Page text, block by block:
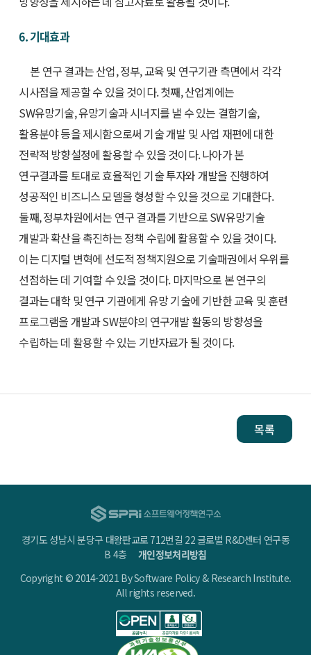
6. 기대효과
본 연구 결과는 산업, 정부, 교육 및 연구기관 측면에서 각각
시사점을 제공할 수 있을 것이다. 첫째, 산업계에는
SW유망기술, 유망기술과 시너지를 낼 수 있는 결합기술,
활용분야 등을 제시함으로써 기술 개발 및 사업 재편에 대한
전략적 방향설정에 활용할 수 있을 것이다. 나아가 본
연구결과를 토대로 효율적인 기술 투자와 개발을 진행하여
성공적인 비즈니스 모델을 형성할 수 있을 것으로 기대한다.
둘째, 정부차원에서는 연구 결과를 기반으로 SW유망기술
개발과 확산을 촉진하는 정책 수립에 활용할 수 있을 것이다.
이는 디지털 변혁에 선도적 정책지원으로 기술패권에서 우위를
선점하는 데 기여할 수 있을 것이다. 마지막으로 본 연구의
결과는 대학 및 연구 기관에게 유망 기술에 기반한 교육 및 훈련
프로그램을 개발과 SW분야의 연구개발 활동의 방향성을
수립하는 데 활용할 수 있는 기반자료가 될 것이다.
목록
경기도 성남시 분당구 대왕판교로 712번길 22 글로벌 R&D센터 연구동
B 4층개인정보처리방침
Copyright © 2014-2021 By Software Policy & Research Institute.
All rights reserved.